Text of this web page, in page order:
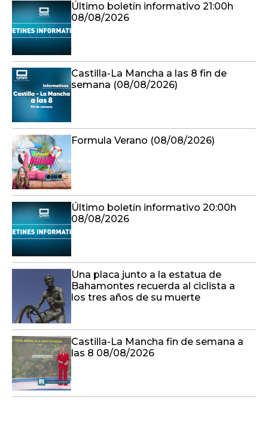
Último boletín informativo 21:00h
08/08/2026
Castilla-La Mancha a las 8 fin de
semana (08/08/2026)
Formula Verano (08/08/2026)
Último boletín informativo 20:00h
08/08/2026
Una placa junto a la estatua de
Bahamontes recuerda al ciclista a
los tres años de su muerte
Castilla-La Mancha fin de semana a
las 8 08/08/2026